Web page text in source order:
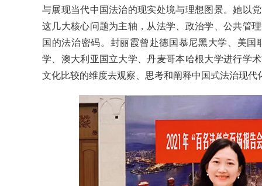
与展现当代中国法治的现实处境与理想图景。她以
这几大核心问题为主轴，从法学、政治学、公共管
国的法治密码。封丽霞曾赴德国慕尼黑大学、美
学、澳大利亚国立大学、丹麦哥本哈根大学进行学
文化比较的维度去观察、思考和阐释中国式法治现